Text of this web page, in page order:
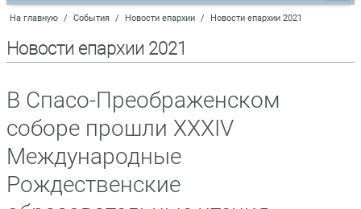
На главную / События / Новости епархии / Новости епархии 2021
Новости епархии 2021
В Спасо-Преображенском
соборе прошли XXXIV
Международные
Рождественские